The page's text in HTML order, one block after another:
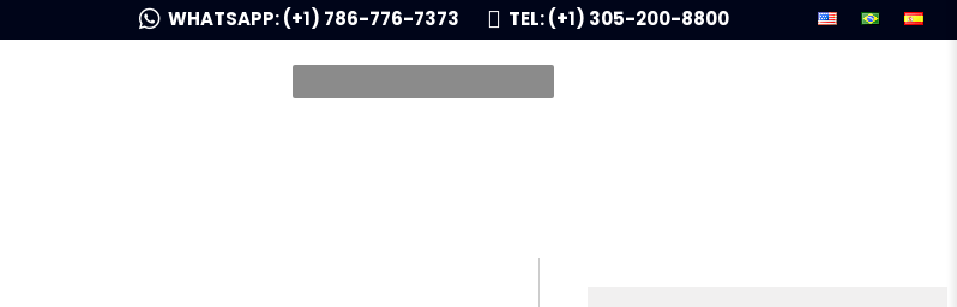
WHATSAPP: (+1) 786-776-7373 TEL: (+1) 305-200-8800